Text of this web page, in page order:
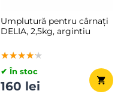
Umplutură pentru cârnați
DELIA, 2,5kg, argintiu
★★★★★
★★★★★
★★★★★
✔ În stoc
160 lei